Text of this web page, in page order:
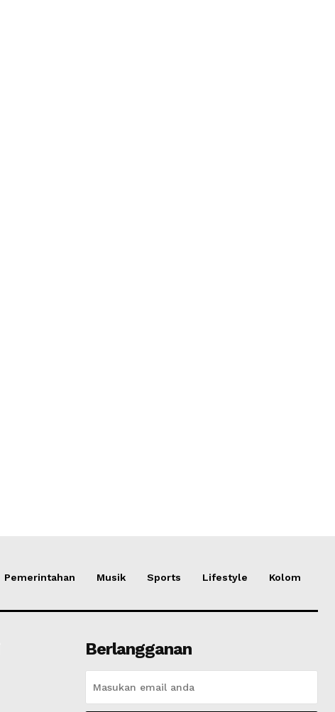
Pemerintahan Musik Sports Lifestyle Kolom
Berlangganan